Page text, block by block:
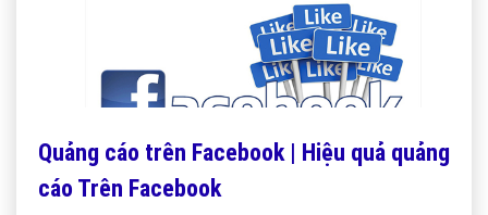
Quảng cáo trên Facebook | Hiệu quả quảng
cáo Trên Facebook